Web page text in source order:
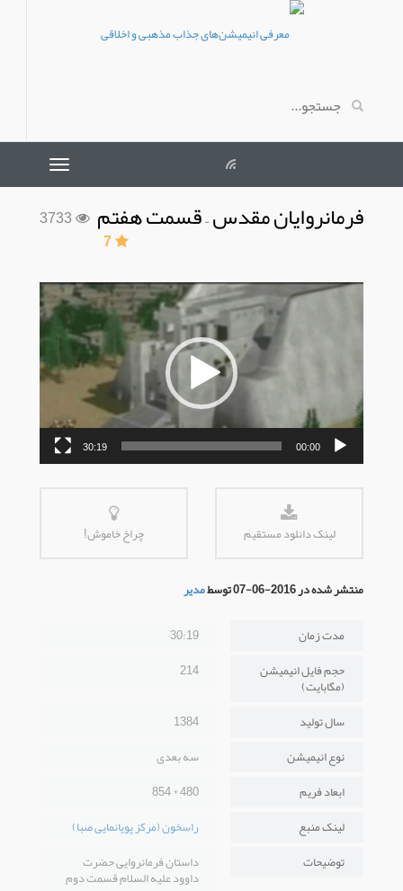
فرمانروایان مقدس – قسمت هفتم
3733
7
نمایشگر
00:00
30:19
لینک دانلود مستقیم چراخ خاموش!
منتشر شده در 2016-06-07 توسط
مدیر
مدت زمان
30:19
حجم فایل انیمیشن
(مگابایت)
214
سال تولید
1384
نوع انیمیشن
سه بعدی
ابعاد فریم
480 * 854
لینک منبع
راسخون (مرکز پویانمایی صبا)
توضیحات
داستان فرمانروایی حضرت
داوود علیه السلام قسمت دوم